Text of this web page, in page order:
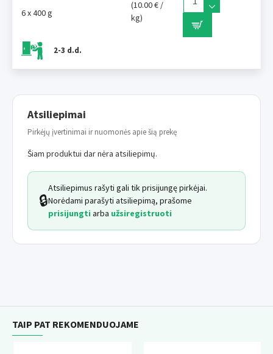
6 x 400 g
2-3 d.d.
(10.00 € /
kg)
Subalansuotas lengvai virškinamų kiaušinių
(vitaminai E ir C, Selenas). Suteikia
priešuždeginimį poveikį kepenų audiniams
ir apsaugo hepatocitus - kepenų ląsteles.
Ėdalas praturtintassilimarinu ir antioksidantais
ProbiotikasEnterococcus faecium. Stiprina imuninę
sistemą ir žarnyno veiklą.
Atsiliepimai
Pirkėjų įvertinimai ir nuomonės apie šią prekę
Šiam produktui dar nėra atsiliepimų.
🔒
Atsiliepimus rašyti gali tik prisijungę pirkėjai.
Norėdami parašyti atsiliepimą, prašome
prisijungti arba užsiregistruoti
TAIP PAT REKOMENDUOJAME